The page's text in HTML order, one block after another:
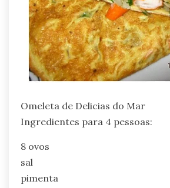
Omeleta de Delicias do Mar
Ingredientes para 4 pessoas:
8 ovos
sal
pimenta